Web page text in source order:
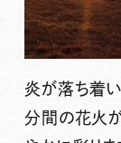
炎が落ち着
分間の花火